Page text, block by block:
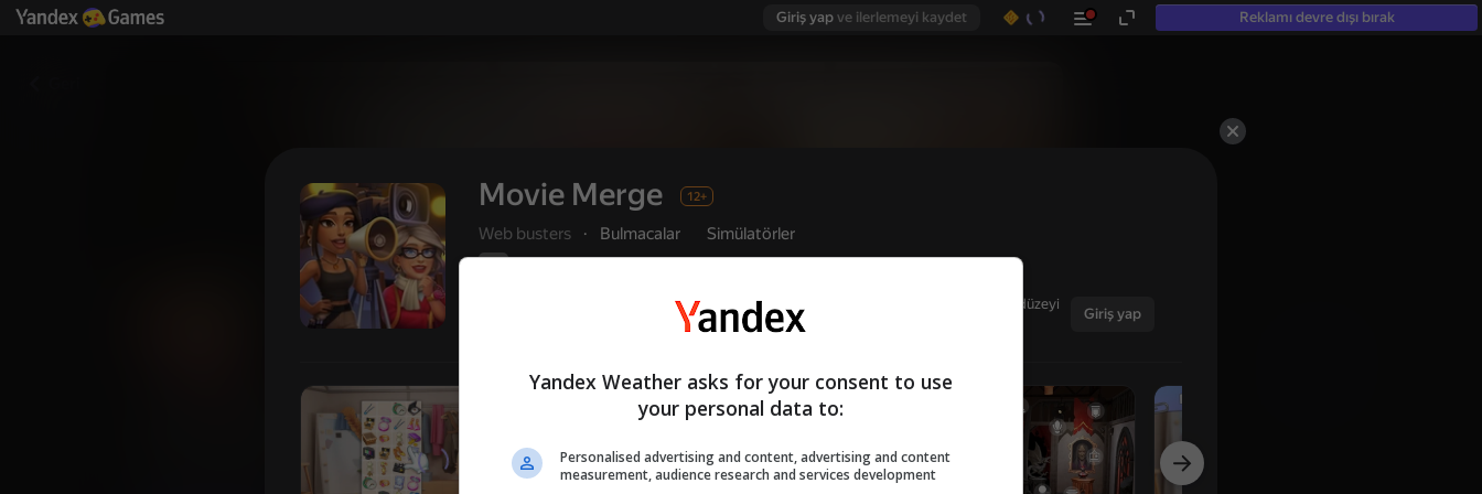
Giriş yap ve ilerlemeyi kaydet Reklamı devre dışı bırak
3,7 Oyuncu değerlendirmeleri 12+
Movie Merge 12+
Web busters · Bulmacalar Simülatörler
Yandex Games derecelendirmesi Oyuncu değerlendirmeleri
Kullanıcı adı ile giriş yapmanız, oyunda ulaştığınız düzeyi
ve tüm başarılarınızı kaydetmenizi sağlar
Giriş yap
Yandex Weather asks for your consent to use
your personal data to:
Personalised advertising and content, advertising and content
measurement, audience research and services development